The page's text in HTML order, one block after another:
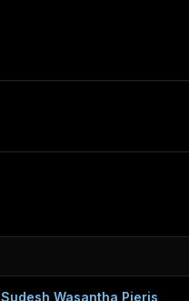
Sudesh Wasantha Pieris